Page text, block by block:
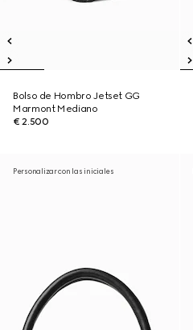
Bolso de Hombro Jetset GG
Marmont Mediano
€ 2.500
Personalizar con las iniciales